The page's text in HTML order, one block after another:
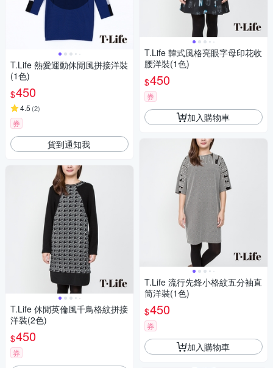
T.Life 熱愛運動休閒風拼接洋裝
(1色)
$450
4.5 (2)
券
貨到通知我
T.Life 休閒英倫風千鳥格紋拼接
洋裝(2色)
$450
券
T.Life 韓式風格亮眼字母印花收
腰洋裝(1色)
$450
券
加入購物車
T.Life 流行先鋒小格紋五分袖直
筒洋裝(1色)
$450
券
加入購物車